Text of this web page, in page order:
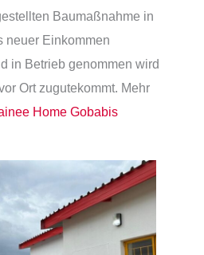
Baumaßnahme in
neuer Einkommen
in Betrieb genommen wird
Ort zugutekommt. Mehr
Home Gobabis